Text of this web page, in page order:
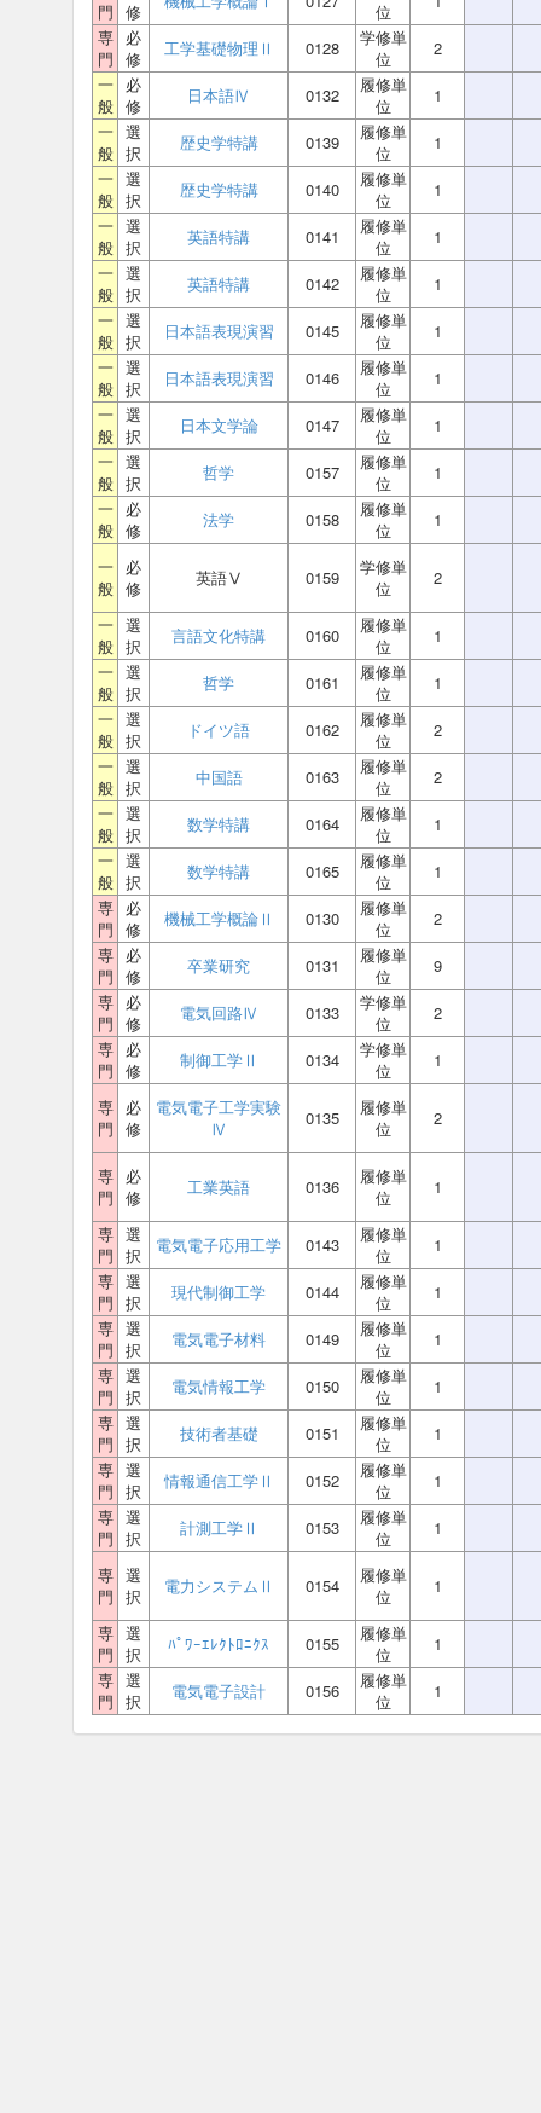
門 修
位
専
門
必
修
工学基礎物理Ⅱ 0128
学修単
位
2
一
般
必
修
日本語Ⅳ 0132
履修単
位
1
一
般
選
択
歴史学特講 0139
履修単
位
1
一
般
選
択
歴史学特講 0140
履修単
位
1
一
般
選
択
英語特講 0141
履修単
位
1
一
般
選
択
英語特講 0142
履修単
位
1
一
般
選
択
日本語表現演習 0145
履修単
位
1
一
般
選
択
日本語表現演習 0146
履修単
位
1
一
般
選
択
日本文学論 0147
履修単
位
1
一
般
選
択
哲学 0157
履修単
位
1
一
般
必
修
法学 0158
履修単
位
1
一
般
必
修
英語Ⅴ 0159
学修単
位
2
一
般
選
択
言語文化特講 0160
履修単
位
1
一
般
選
択
哲学 0161
履修単
位
1
一
般
選
択
ドイツ語 0162
履修単
位
2
一
般
選
択
中国語 0163
履修単
位
2
一
般
選
択
数学特講 0164
履修単
位
1
一
般
選
択
数学特講 0165
履修単
位
1
専
門
必
修
機械工学概論Ⅱ 0130
履修単
位
2
専
門
必
修
卒業研究 0131
履修単
位
9
専
門
必
修
電気回路Ⅳ 0133
学修単
位
2
専
門
必
修
制御工学Ⅱ 0134
学修単
位
1
専
門
必
修
電気電子工学実験
Ⅳ
0135
履修単
位
2
専
門
必
修
工業英語 0136
履修単
位
1
専
門
選
択
電気電子応用工学 0143
履修単
位
1
専
門
選
択
現代制御工学 0144
履修単
位
1
専
門
選
択
電気電子材料 0149
履修単
位
1
専
門
選
択
電気情報工学 0150
履修単
位
1
専
門
選
択
技術者基礎 0151
履修単
位
1
専
門
選
択
情報通信工学Ⅱ 0152
履修単
位
1
専
門
選
択
計測工学Ⅱ 0153
履修単
位
1
専
門
選
択
電力システムⅡ 0154
履修単
位
1
専
門
選
択
ﾊﾟﾜｰｴﾚｸﾄﾛﾆｸｽ 0155
履修単
位
1
専
門
選
択
電気電子設計 0156
履修単
位
1